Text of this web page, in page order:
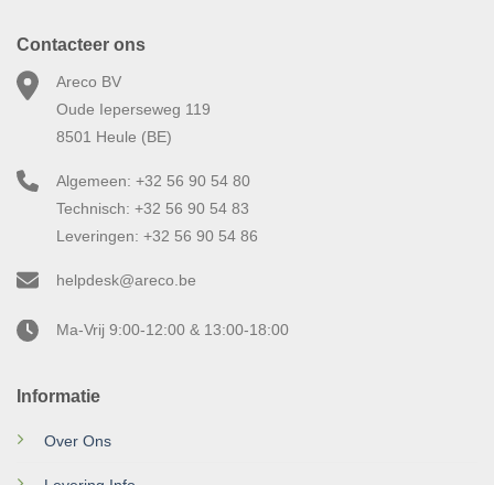
Informatie
Over Ons
Contacteer ons
Areco BV
Oude Ieperseweg 119
8501 Heule (BE)
Algemeen: +32 56 90 54 80
Technisch: +32 56 90 54 83
Leveringen: +32 56 90 54 86
helpdesk@areco.be
Ma-Vrij 9:00-12:00 & 13:00-18:00